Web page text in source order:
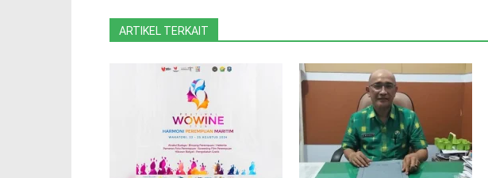
ARTIKEL TERKAIT